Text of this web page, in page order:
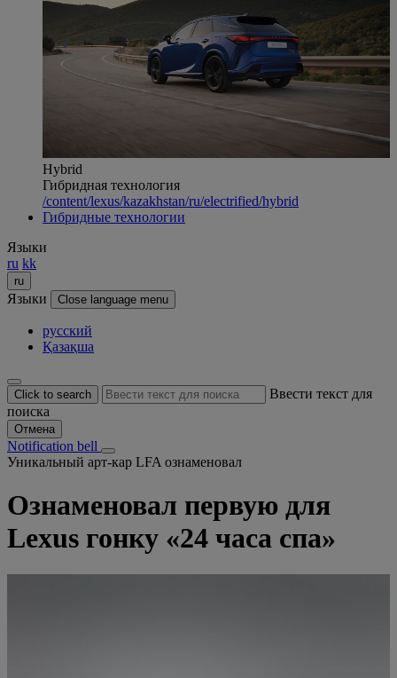
Hybrid
Гибридная технология
/content/lexus/kazakhstan/ru/electrified/hybrid
Гибридные технологии
Языки
ru kk
ru
Языки Close language menu
русский
Қазақша
Click to search
Ввести текст для
поиска
Отмена
Notification bell
Уникальный арт-кар LFA ознаменовал
Ознаменовал первую для
Lexus гонку «24 часа спа»